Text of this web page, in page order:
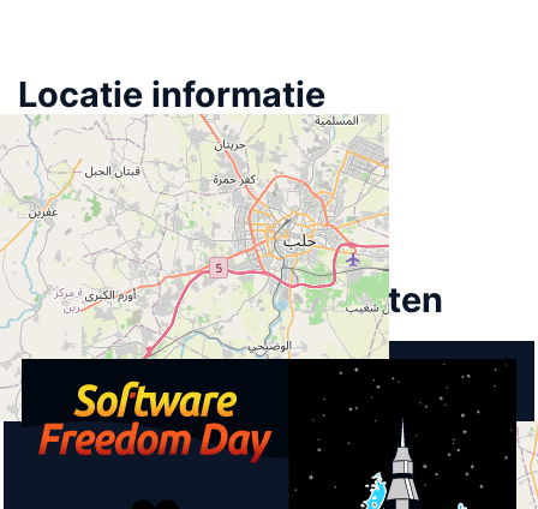
Locatie informatie
Plaats Aleppo
Land
Syrië
HFD,SFD, DFD
Aankomende activiteiten